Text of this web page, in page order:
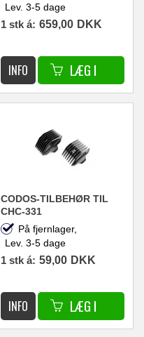
Lev. 3-5 dage
1 stk á: 659,00 DKK
CODOS-TILBEHØR TIL
CHC-331
BARBERMASKINEN
På fjernlager,
Lev. 3-5 dage
1 stk á: 59,00 DKK